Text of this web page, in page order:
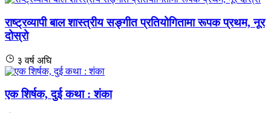
राष्ट्रव्यापी बाल शास्त्रीय सङ्गीत प्रतियोगितामा रूपक प्रथम, नूर
दोस्रो
३ वर्ष अघि
एक शिर्षक, दुई कथा : शंका